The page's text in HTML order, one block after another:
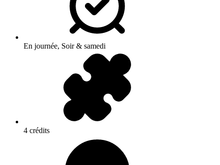
En journée, Soir & samedi
4 crédits